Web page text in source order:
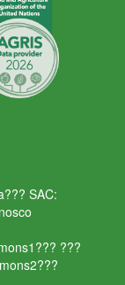
SAC:
???